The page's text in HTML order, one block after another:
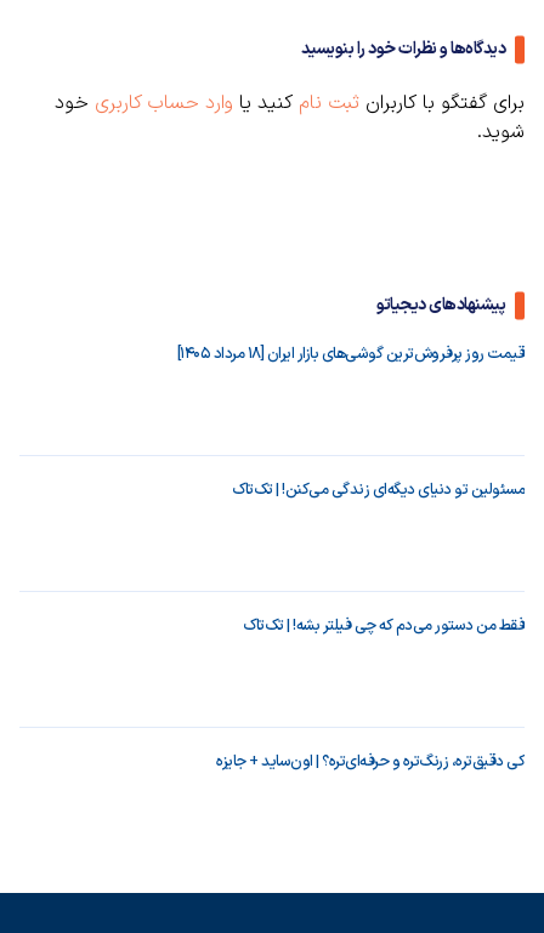
دیدگاه‌ها و نظرات خود را بنویسید
برای گفتگو با کاربران ثبت نام کنید یا وارد حساب کاربری خود
شوید.
پیشنهادهای دیجیاتو
قیمت روز پرفروش‌ترین گوشی‌های بازار ایران [18 مرداد 1405]
مسئولین تو دنیای دیگه‌ای زندگی می‌کنن! | تک‌تاک
فقط من دستور می‌دم که چی فیلتر بشه! | تک‌تاک
کی دقیق‌تره، زرنگ‌تره و حرفه‌ای‌تره؟ | اون‌ساید + جایزه